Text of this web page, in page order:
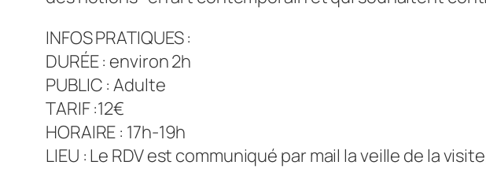
INFOS PRATIQUES :
DURÉE : environ 2h
PUBLIC : Adulte
TARIF :12€
HORAIRE : 17h-19h
LIEU : Le RDV est communiqué par mail la veille de la